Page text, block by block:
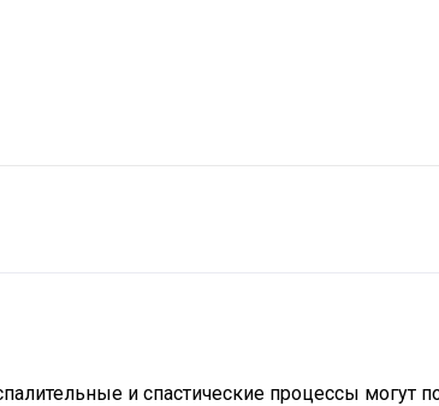
и спастические процессы